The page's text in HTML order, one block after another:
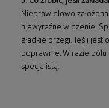
Nieprawidłowo
niewyraźne widzenie.
gładkie brzegi. Jeśli jest
poprawnie. W razie bólu
specjalistą.